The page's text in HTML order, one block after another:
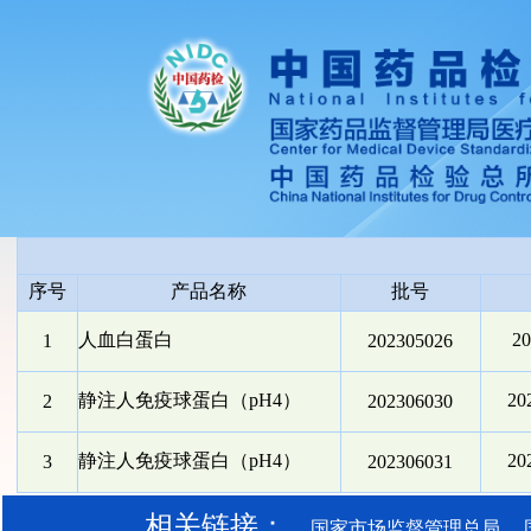
序号 产品名称 批号
1 人血白蛋白 202305026
2 静注人免疫球蛋白（pH4） 202306030
3 静注人免疫球蛋白（pH4） 202306031